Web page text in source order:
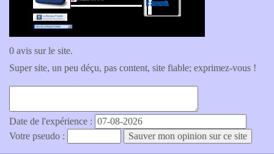
0 avis sur le site.
Super site, un peu déçu, pas content, site fiable; exprimez-vous !
Date de l'expérience :
Votre pseudo :